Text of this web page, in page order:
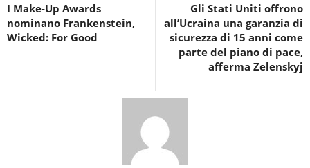
I Make-Up Awards
nominano Frankenstein,
Wicked: For Good
Gli Stati Uniti offrono
all’Ucraina una garanzia di
sicurezza di 15 anni come
parte del piano di pace,
afferma Zelenskyj